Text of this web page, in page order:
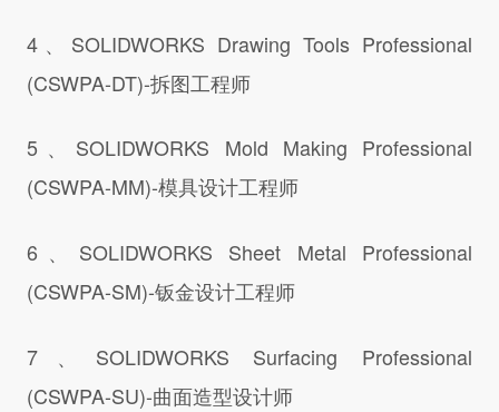
4、SOLIDWORKS Drawing Tools Professional
(CSWPA-DT)-拆图工程师
5、SOLIDWORKS Mold Making Professional
(CSWPA-MM)-模具设计工程师
6、SOLIDWORKS Sheet Metal Professional
(CSWPA-SM)-钣金设计工程师
7、SOLIDWORKS Surfacing Professional
(CSWPA-SU)-曲面造型设计师